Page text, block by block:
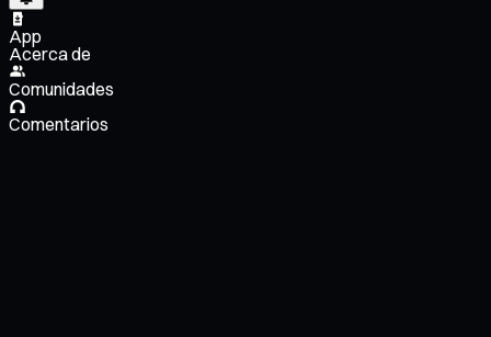
App
Acerca de
Comunidades
Comentarios